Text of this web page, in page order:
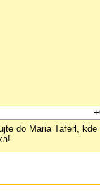
do Maria Taferl,